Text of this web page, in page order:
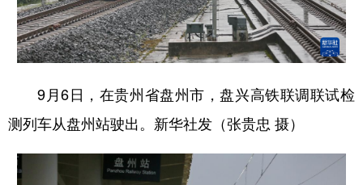
9月6日，在贵州省盘州市，盘兴高铁联调联试检
测列车从盘州站驶出。新华社发（张贵忠 摄）